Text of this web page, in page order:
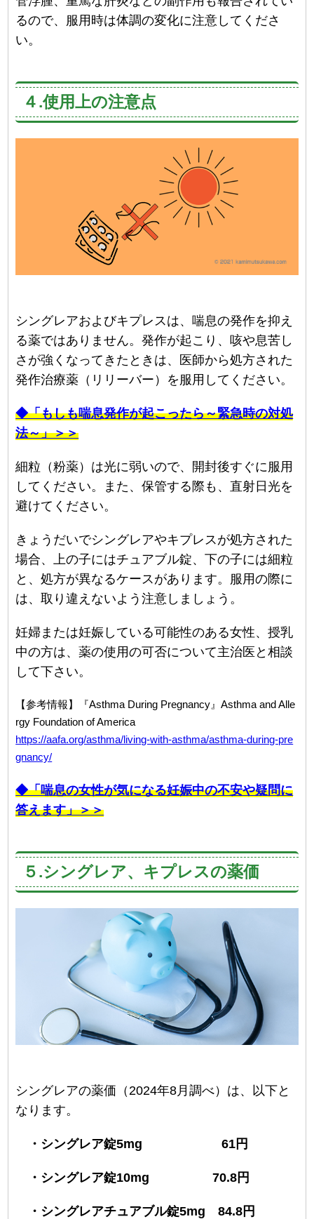
るので、服用時は体調の変化に注意してくださ
い。
４.使用上の注意点
シングレアおよびキプレスは、喘息の発作を抑え
る薬ではありません。発作が起こり、咳や息苦し
さが強くなってきたときは、医師から処方された
発作治療薬（リリーバー）を服用してください。
◆「もしも喘息発作が起こったら～緊急時の対処
法～」＞＞
細粒（粉薬）は光に弱いので、開封後すぐに服用
してください。また、保管する際も、直射日光を
避けてください。
きょうだいでシングレアやキプレスが処方された
場合、上の子にはチュアブル錠、下の子には細粒
と、処方が異なるケースがあります。服用の際に
は、取り違えないよう注意しましょう。
妊婦または妊娠している可能性のある女性、授乳
中の方は、薬の使用の可否について主治医と相談
して下さい。
【参考情報】『Asthma During Pregnancy』Asthma and Alle
rgy Foundation of America
https://aafa.org/asthma/living-with-asthma/asthma-during-pre
gnancy/
◆「喘息の女性が気になる妊娠中の不安や疑問に
答えます」＞＞
５.シングレア、キプレスの薬価
シングレアの薬価（2024年8月調べ）は、以下と
なります。
・シングレア錠5mg 61円
・シングレア錠10mg 70.8円
・シングレアチュアブル錠5mg 84.8円